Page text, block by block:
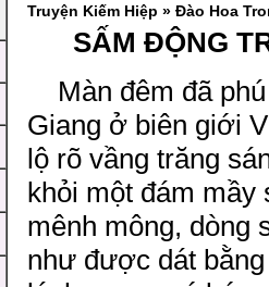
Truyện Kiếm Hiệp » Đào Hoa
SẤM ĐỘNG
Màn đêm đã
Giang ở biên giới
lộ rõ vầng trăng
khỏi một đám mầy
mênh mông, dòng
như được dát